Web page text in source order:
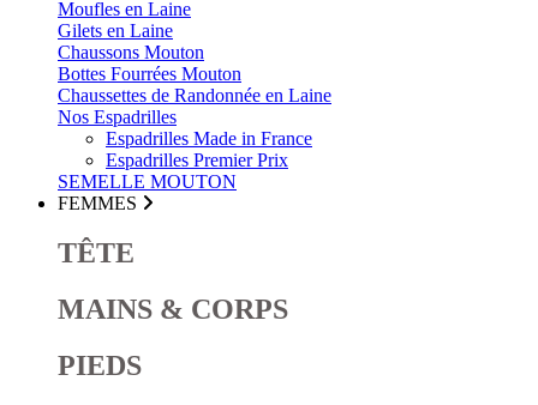
Moufles en Laine
Gilets en Laine
Chaussons Mouton
Bottes Fourrées Mouton
Chaussettes de Randonnée en Laine
Nos Espadrilles
Espadrilles Made in France
Espadrilles Premier Prix
SEMELLE MOUTON
FEMMES
TÊTE
MAINS & CORPS
PIEDS